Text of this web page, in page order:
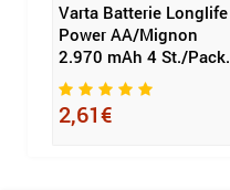
Varta Batterie Longlife
Power AA/Mignon
2.970 mAh 4 St./Pack.
2,61€